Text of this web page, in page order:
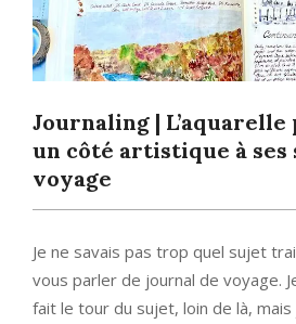
Journaling |
un côté artistique à ses
voyage
Je ne savais pas trop quel sujet
vous parler de journal de voyage.
fait le tour du sujet, loin de là, mais